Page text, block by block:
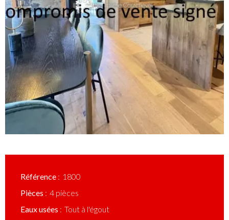
Référence
1800
Pièces
4 pièces
Eaux usées
Tout à l'égout